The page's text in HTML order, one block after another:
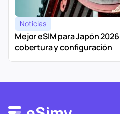
Noticias
Mejor eSIM para Japón
cobertura y configuración